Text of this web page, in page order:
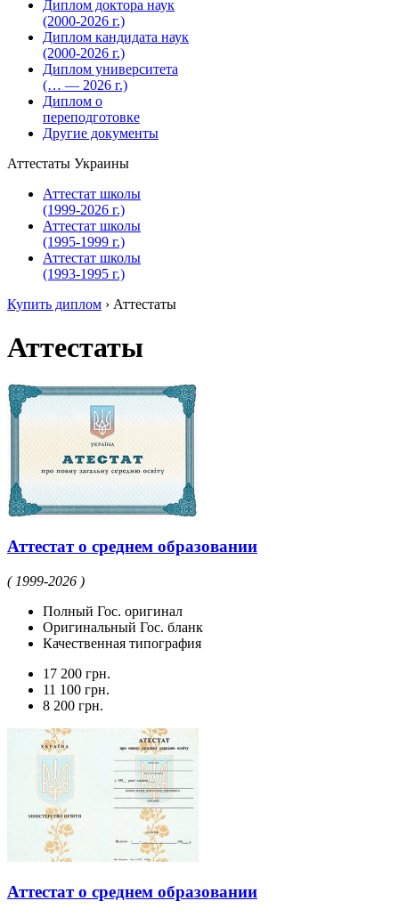
Диплом доктора наук
(2000-2026 г.)
Диплом кандидата наук
(2000-2026 г.)
Диплом университета
(… — 2026 г.)
Диплом о
переподготовке
Другие документы
Аттестаты Украины
Аттестат школы
(1999-2026 г.)
Аттестат школы
(1995-1999 г.)
Аттестат школы
(1993-1995 г.)
Купить диплом › Аттестаты
Аттестаты
Аттестат о среднем образовании
( 1999-2026 )
Полный Гос. оригинал
Оригинальный Гос. бланк
Качественная типография
17 200 грн.
11 100 грн.
8 200 грн.
Аттестат о среднем образовании